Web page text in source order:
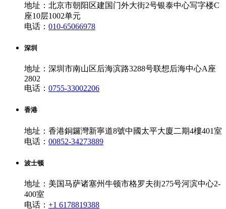
地址：北京市朝阳区建国门外大街2号银泰中心写字楼C
座10层1002单元
电话： 010-65066978
深圳
地址：深圳市南山区后海滨路3288号联想后海中心A座
2802
电话： 0755-33002206
香港
地址：香港銅鑼灣新寧道8號中國太平大廈二期4樓401室
电话： 00852-34273889
波士顿
地址：美国马萨诸塞州牛顿市格罗夫街275号河滨中心2-
400室
电话： +1 6178819388